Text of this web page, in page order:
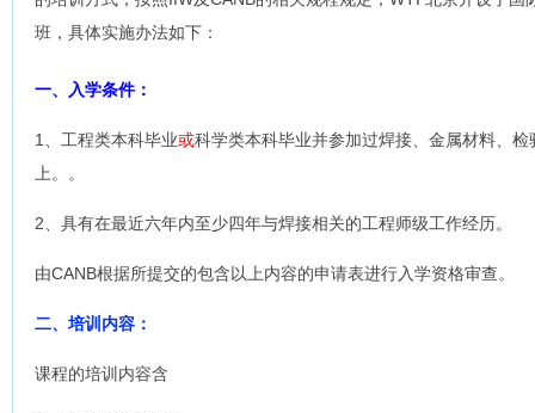
班，具体实施办法如下：
一、入学条件：
1、工程类本科毕业或科学类本科毕业并参加过焊接、金属材料、
上。。
2、具有在最近六年内至少四年与焊接相关的工程师级工作经历。
由CANB根据所提交的包含以上内容的申请表进行入学资格审查。
二、培训内容：
课程的培训内容含